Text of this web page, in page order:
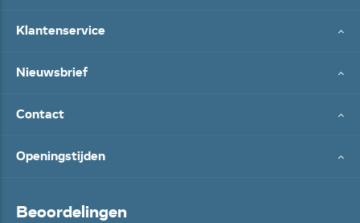
Klantenservice
Nieuwsbrief
Contact
Openingstijden
Beoordelingen